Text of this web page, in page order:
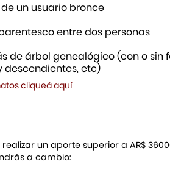
un usuario bronce
entre dos personas
de árbol genealógico (con o sin
descendientes, etc)
cliqueá aquí
un aporte superior a AR$
a cambio: